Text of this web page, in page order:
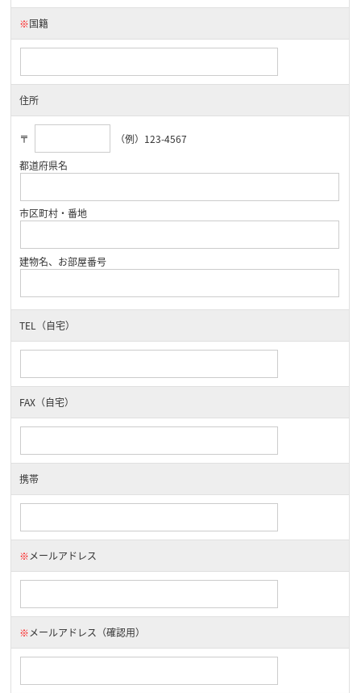
※国籍
住所
〒
（例）123-4567
都道府県名
市区町村・番地
建物名、お部屋番号
TEL（自宅）
FAX（自宅）
携帯
※メールアドレス
※メールアドレス（確認用）